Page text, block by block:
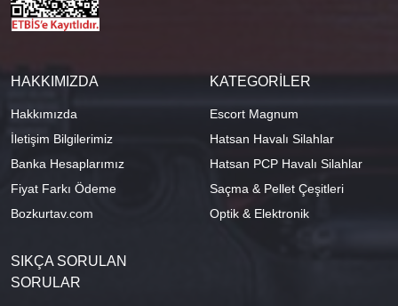
HAKKIMIZDA
Hakkımızda
İletişim Bilgilerimiz
Banka Hesaplarımız
Fiyat Farkı Ödeme
Bozkurtav.com
KATEGORİLER
Escort Magnum
Hatsan Havalı Silahlar
Hatsan PCP Havalı Silahlar
Saçma & Pellet Çeşitleri
Optik & Elektronik
SIKÇA SORULAN
SORULAR